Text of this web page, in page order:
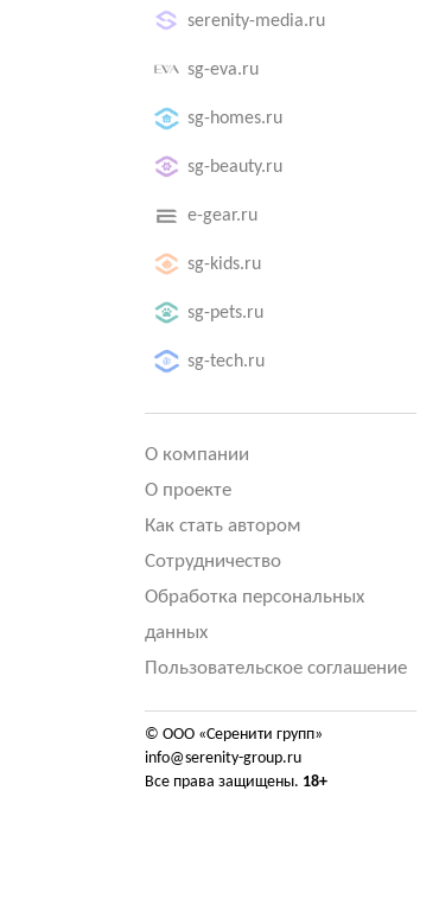
serenity-media.ru
sg-eva.ru
sg-homes.ru
sg-beauty.ru
e-gear.ru
sg-kids.ru
sg-pets.ru
sg-tech.ru
О компании
О проекте
Как стать автором
Сотрудничество
Обработка персональных
данных
Пользовательское соглашение
© ООО «Серенити групп»
info@serenity-group.ru
Все права защищены. 18+